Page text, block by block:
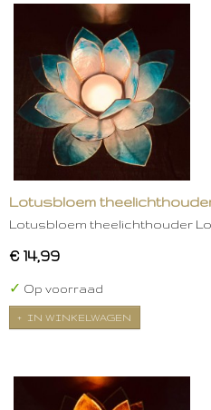
Lotusbloem
Lotusbloem theelichthouder
€ 14,99
✓ Op voorraad
IN WINKELWAGEN